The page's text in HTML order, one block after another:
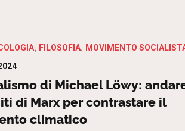
FILOSOFIA MOVIMENTO
di Michael Löwy:
di Marx per contrastare il
climatico